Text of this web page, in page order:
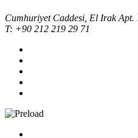
Cumhuriyet Caddesi, El Irak
T: +90 212 219 29 71